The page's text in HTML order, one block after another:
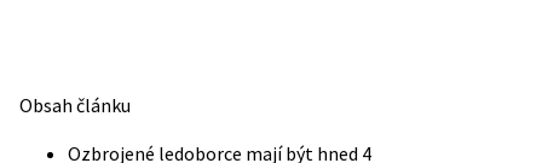
Obsah článku
Ozbrojené ledoborce mají být hned 4